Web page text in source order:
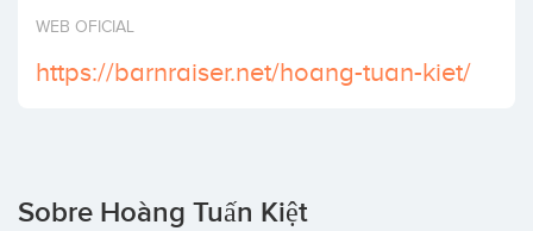
Invertir
WEB OFICIAL
https://barnraiser.net/hoang-tuan-kiet/
Sobre Hoàng Tuấn Kiệt